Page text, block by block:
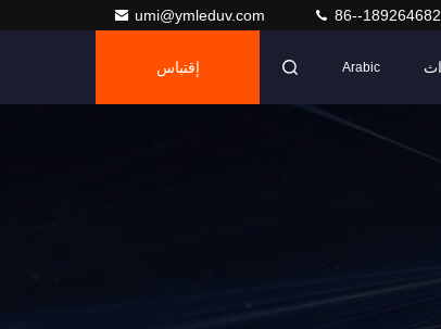
umi@ymleduv.com 86--
Arabic إقتباس